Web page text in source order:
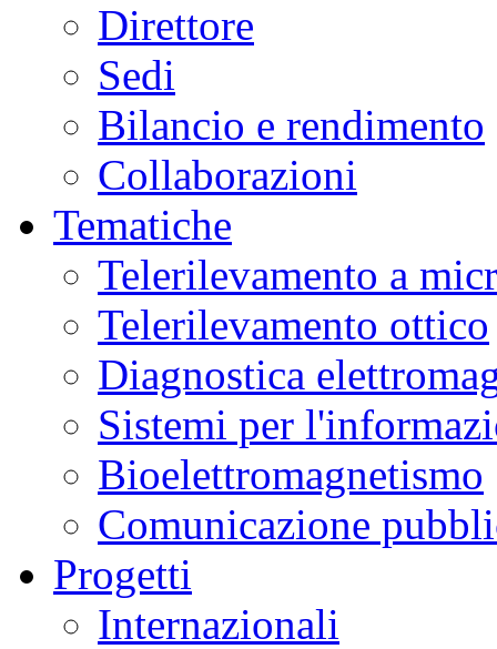
Direttore
Sedi
Bilancio e rendimento
Collaborazioni
Tematiche
Telerilevamento a
Telerilevamento ottico
Diagnostica
Sistemi per
Bioelettromagnetismo
Comunicazione
Progetti
Internazionali